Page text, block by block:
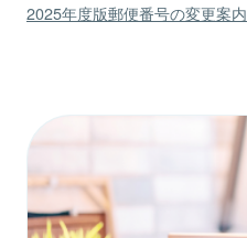
2025年度版郵便番号の変更案内